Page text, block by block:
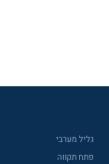
גליל מערבי
פתח תקווה